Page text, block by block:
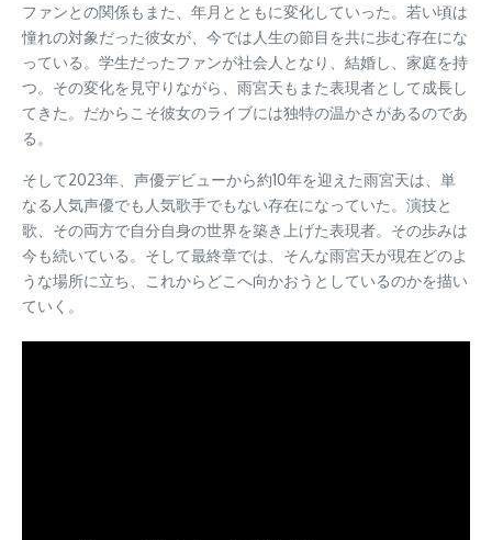
ファンとの関係もまた、年月とともに変化していった。若い頃は
憧れの対象だった彼女が、今では人生の節目を共に歩む存在にな
っている。学生だったファンが社会人となり、結婚し、家庭を持
つ。その変化を見守りながら、雨宮天もまた表現者として成長し
てきた。だからこそ彼女のライブには独特の温かさがあるのであ
る。
そして2023年、声優デビューから約10年を迎えた雨宮天は、単
なる人気声優でも人気歌手でもない存在になっていた。演技と
歌、その両方で自分自身の世界を築き上げた表現者。その歩みは
今も続いている。そして最終章では、そんな雨宮天が現在どのよ
うな場所に立ち、これからどこへ向かおうとしているのかを描い
ていく。